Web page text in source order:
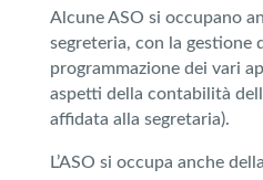
Alcune ASO si occupano
segreteria, con la gestione
programmazione dei vari
aspetti della contabilità
affidata alla segretaria).
L’ASO si occupa anche